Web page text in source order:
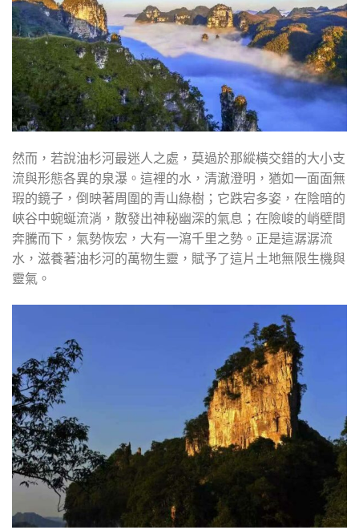
然而，若說油杉河最迷人之處，莫過於那縱橫交錯的大小支
流與形態各異的泉瀑。這裡的水，清澈澄明，猶如一面面無
瑕的鏡子，倒映著周圍的青山綠樹；它跌宕多姿，在陰暗的
峽谷中蜿蜒流淌，散發出神秘幽深的氣息；在險峻的峭壁間
奔騰而下，氣勢恢宏，大有一瀉千里之勢。正是這潺潺流
水，滋養著油杉河的萬物生靈，賦予了這片土地無限生機與
靈氣。